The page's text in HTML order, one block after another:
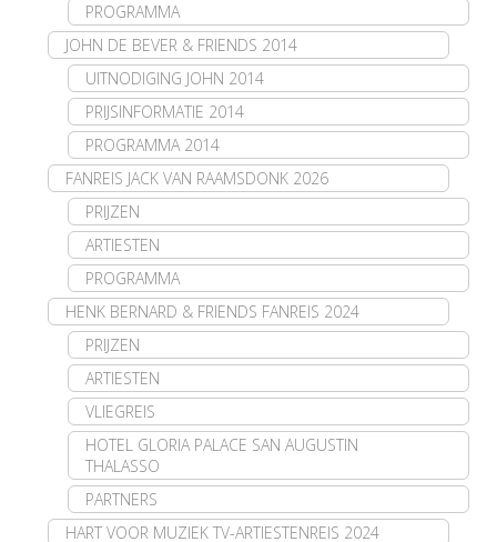
PROGRAMMA
JOHN DE BEVER & FRIENDS 2014
UITNODIGING JOHN 2014
PRIJSINFORMATIE 2014
PROGRAMMA 2014
FANREIS JACK VAN RAAMSDONK 2026
PRIJZEN
ARTIESTEN
PROGRAMMA
HENK BERNARD & FRIENDS FANREIS 2024
PRIJZEN
ARTIESTEN
VLIEGREIS
HOTEL GLORIA PALACE SAN AUGUSTIN
THALASSO
PARTNERS
HART VOOR MUZIEK TV-ARTIESTENREIS 2024